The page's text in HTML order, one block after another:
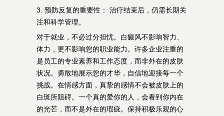
3. 预防反复的重要性： 治疗结束后，仍需长期关
注和科学管理。
对于就业，不必过分担忧。白癜风不影响智力、
体力，更不影响您的职业能力。许多企业注重的
是员工的专业素养和工作态度，而非外在的皮肤
状况。勇敢地展示您的才华，自信地迎接每一个
挑战。在情感方面，真挚的感情不会被皮肤上的
白斑所阻碍。一个真的爱你的人，会看到你内在
的光芒，而不是外在的瑕疵。保持积极乐观的心